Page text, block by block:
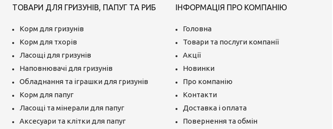
ТОВАРИ ДЛЯ ГРИЗУНІВ, ПАПУГ ТА РИБ
Корм для гризунів
Корм для тхорів
Ласощі для гризунів
Наповнювачі для гризунів
Обладнання та іграшки для гризунів
Корм для папуг
Ласощі та мінерали для папуг
Аксесуари та клітки для папуг
ІНФОРМАЦІЯ ПРО КОМПАНІЮ
Головна
Товари та послуги компанії
Акції
Новинки
Про компанію
Контакти
Доставка і оплата
Повернення та обмін